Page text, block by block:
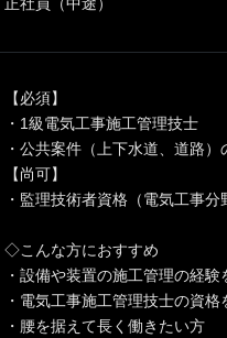
【必須】
・1級電気工事施工管理技士
・公共案件（上下水道、道路
【尚可】
・監理技術者資格（電気工事分
◇こんな方におすすめ
・設備や装置の施工管理の経
・電気工事施工管理技士の資
・腰を据えて長く働きたい方